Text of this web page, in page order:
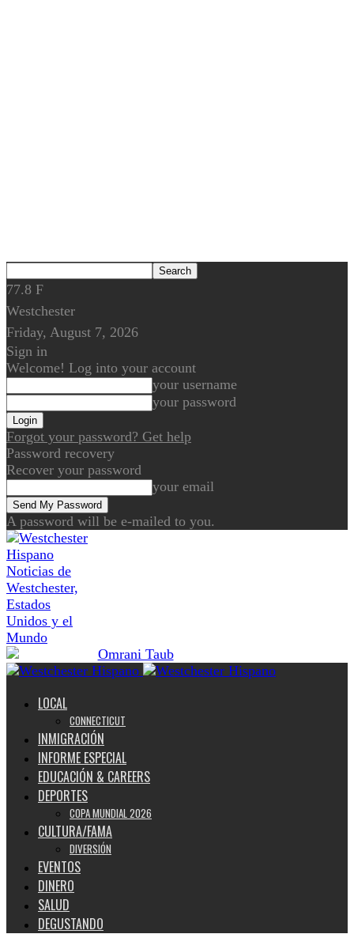
77.8 F
Westchester
Friday, August 7, 2026
Sign in
Welcome! Log into your account
your username
your password
Forgot your password? Get help
Password recovery
Recover your password
your email
A password will be e-mailed to you.
Noticias de
Westchester,
Estados
Unidos y el
Mundo
LOCAL
CONNECTICUT
INMIGRACIÓN
INFORME ESPECIAL
EDUCACIÓN & CAREERS
DEPORTES
COPA MUNDIAL 2026
CULTURA/FAMA
DIVERSIÓN
EVENTOS
DINERO
SALUD
DEGUSTANDO